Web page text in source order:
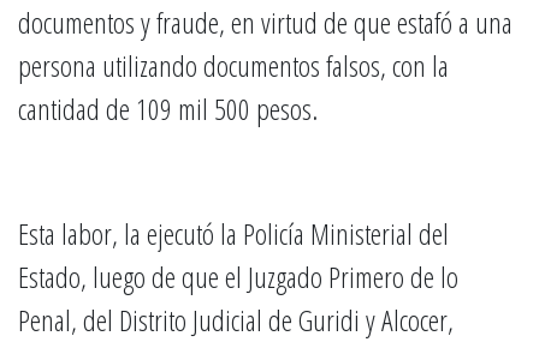
documentos y fraude, en virtud de que estafó a una
persona utilizando documentos falsos, con la
cantidad de 109 mil 500 pesos.
Esta labor, la ejecutó la Policía Ministerial del
Estado, luego de que el Juzgado Primero de lo
Penal, del Distrito Judicial de Guridi y Alcocer,